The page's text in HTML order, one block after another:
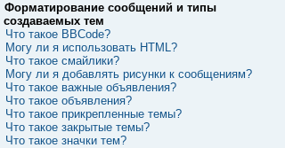
Форматирование сообщений и типы
создаваемых тем
Что такое BBCode?
Могу ли я использовать HTML?
Что такое смайлики?
Могу ли я добавлять рисунки к сообщениям?
Что такое важные объявления?
Что такое объявления?
Что такое прикрепленные темы?
Что такое закрытые темы?
Что такое значки тем?